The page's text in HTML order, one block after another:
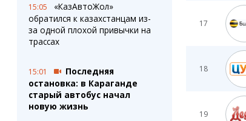
15:05
«КазАвтоЖол»
обратился к казахстанцам из-
за одной плохой привычки на
трассах
15:01
Последняя
остановка: в Караганде
старый автобус начал
новую жизнь
17
18
19